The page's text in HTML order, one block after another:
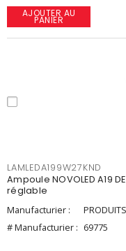
AJOUTER AU
PANIER
LAMLEDA199W27KND
Ampoule NOVOLED A19
réglable
Manufacturier :
# Manufacturier : 69775